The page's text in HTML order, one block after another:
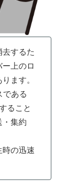
するた
上のロ
ます。
である
ること
・集約
時の迅速